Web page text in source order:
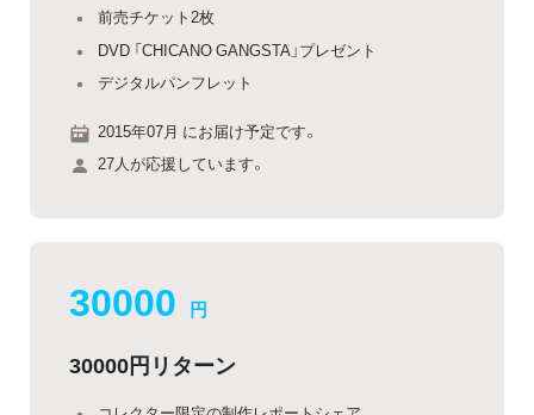
前売チケット2枚
DVD 「CHICANO GANGSTA」プレゼント
デジタルパンフレット
2015年07月 にお届け予定です。
27人が応援しています。
30000 円
30000円リターン